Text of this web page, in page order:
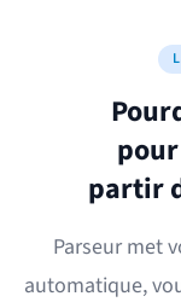
partir
Parseur met
automatique,